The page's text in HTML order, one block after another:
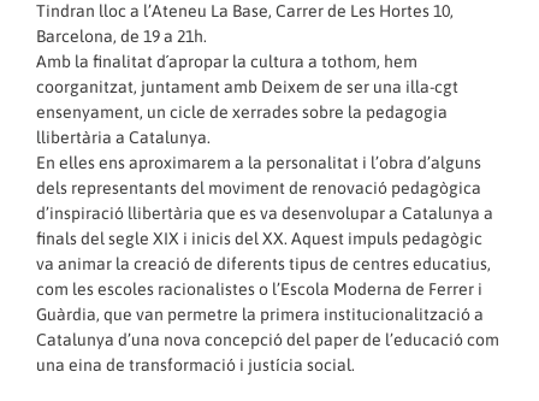
Tindran lloc a l’Ateneu La Base, Carrer de Les Hortes 10,
Barcelona, de 19 a 21h.
Amb la finalitat d´apropar la cultura a tothom, hem
coorganitzat, juntament amb Deixem de ser una illa-cgt
ensenyament, un cicle de xerrades sobre la pedagogia
llibertària a Catalunya.
En elles ens aproximarem a la personalitat i l’obra d’alguns
dels representants del moviment de renovació pedagògica
d’inspiració llibertària que es va desenvolupar a Catalunya a
finals del segle XIX i inicis del XX. Aquest impuls pedagògic
va animar la creació de diferents tipus de centres educatius,
com les escoles racionalistes o l’Escola Moderna de Ferrer i
Guàrdia, que van permetre la primera institucionalització a
Catalunya d’una nova concepció del paper de l’educació com
una eina de transformació i justícia social.